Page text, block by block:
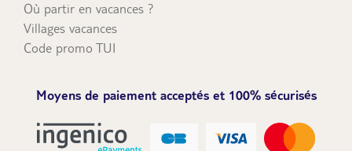
Où partir en vacances ?
Villages vacances
Code promo TUI
Moyens de paiement acceptés et 100% sécurisés